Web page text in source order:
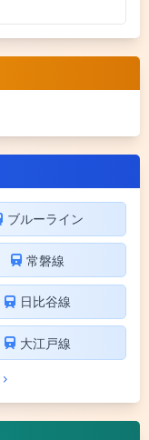
ブルーライン
常磐線
日比谷線
大江戸線